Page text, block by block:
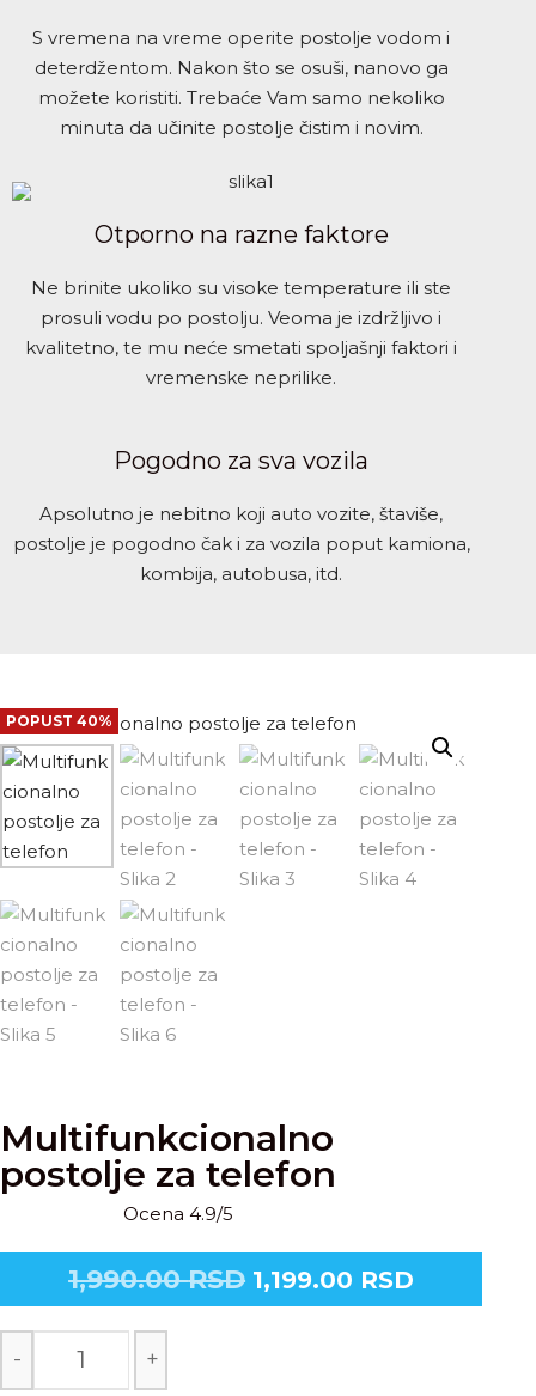
S vremena na vreme operite postolje vodom i
deterdžentom. Nakon što se osuši, nanovo ga
možete koristiti. Trebaće Vam samo nekoliko
minuta da učinite postolje čistim i novim.
Otporno na razne faktore
Ne brinite ukoliko su visoke temperature ili ste
prosuli vodu po postolju. Veoma je izdržljivo i
kvalitetno, te mu neće smetati spoljašnji faktori i
vremenske neprilike.
Pogodno za sva vozila
Apsolutno je nebitno koji auto vozite, štaviše,
postolje je pogodno čak i za vozila poput kamiona,
kombija, autobusa, itd.
POPUST 40%
Multifunkcionalno
postolje za telefon
Ocena 4.9/5
1,990.00RSD 1,199.00 RSD
- +